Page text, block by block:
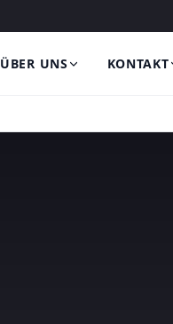
ÜBER UNS KONTAKT